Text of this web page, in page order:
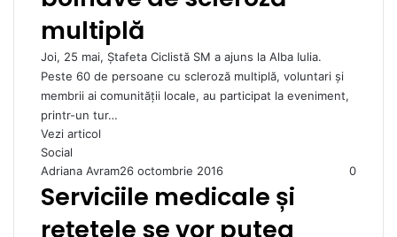
multiplă
Joi, 25 mai, Ștafeta Ciclistă SM a ajuns la Alba Iulia.
Peste 60 de persoane cu scleroză multiplă, voluntari și
membrii ai comunității locale, au participat la eveniment,
printr-un tur…
Vezi articol
Social
Adriana Avram26 octombrie 2016 0
Serviciile medicale și
rețetele se vor putea